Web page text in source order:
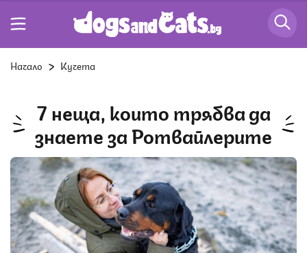
Начало Кучета
7 неща, които трябва да
знаете за Ротвайлерите